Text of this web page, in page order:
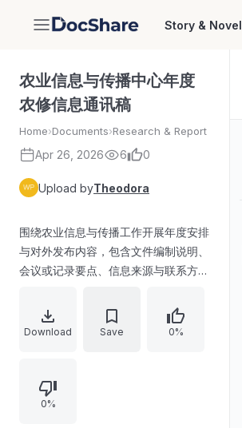
DocShare Story & Novel
农业信息与传播中心年度
农修信息通讯稿
Home›Documents›Research & Report
Apr 26, 2026 6 0
Upload byTheodora
围绕农业信息与传播工作开展年度安排
与对外发布内容，包含文件编制说明、
会议或记录要点、信息来源与联系方式
事项，强调农修信息的整理、传播及相
关服务工作。
Download Save 0%
0%